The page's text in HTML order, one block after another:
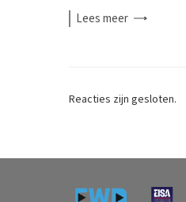
Leesmeer
Reacties zijn gesloten.